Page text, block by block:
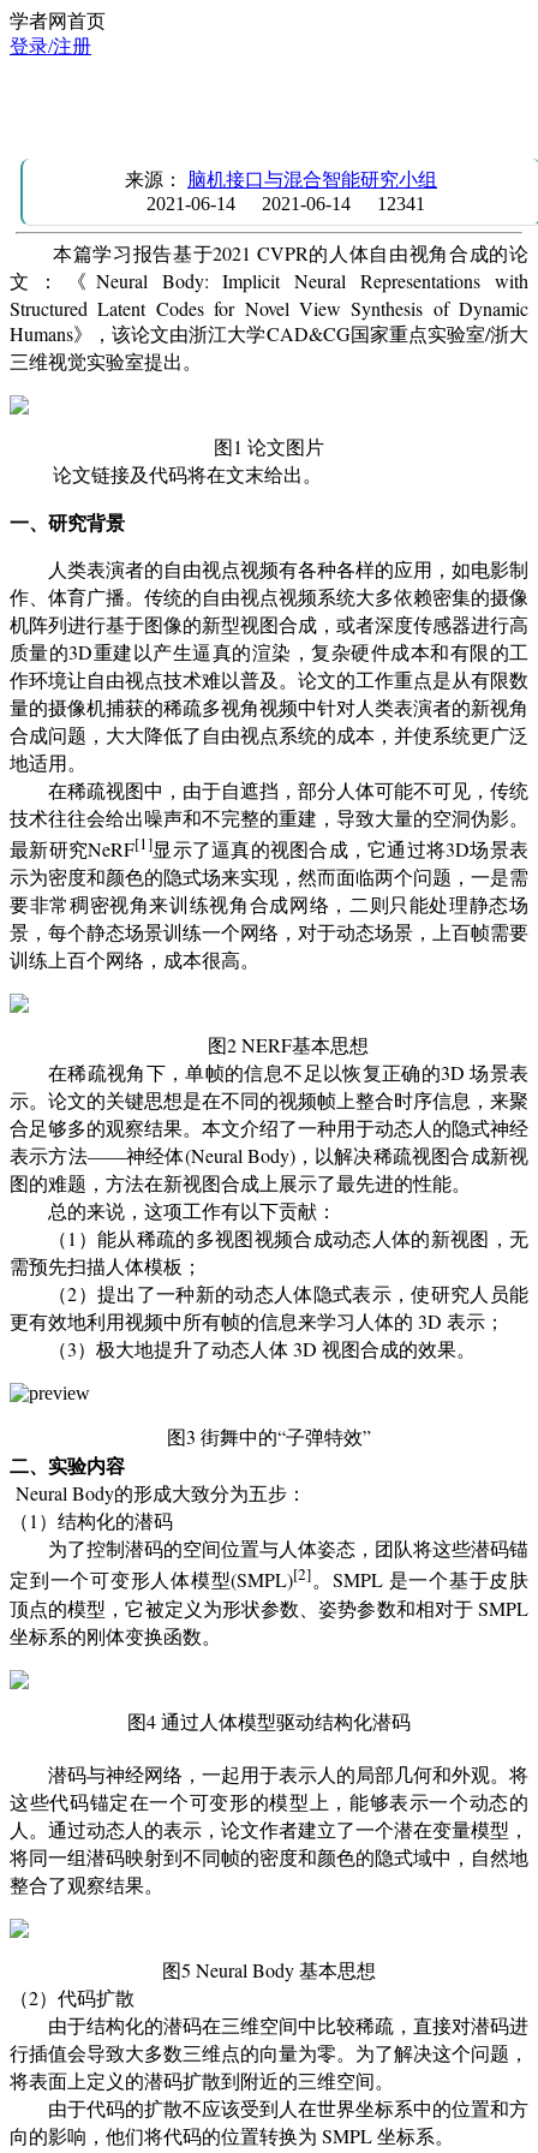
学者网首页
登录/注册
来源： 脑机接口与混合智能研究小组
2021-06-14
2021-06-14 12341
本篇学习报告基于2021 CVPR的人体自由视角合成的论
文：《Neural Body: Implicit Neural Representations with
Structured Latent Codes for Novel View Synthesis of Dynamic
Humans》，该论文由浙江大学CAD&CG国家重点实验室/浙大
三维视觉实验室提出。
图1 论文图片
论文链接及代码将在文末给出。
一、研究背景
人类表演者的自由视点视频有各种各样的应用，如电影制
作、体育广播。传统的自由视点视频系统大多依赖密集的摄像
机阵列进行基于图像的新型视图合成，或者深度传感器进行高
质量的3D重建以产生逼真的渲染，复杂硬件成本和有限的工
作环境让自由视点技术难以普及。论文的工作重点是从有限数
量的摄像机捕获的稀疏多视角视频中针对人类表演者的新视角
合成问题，大大降低了自由视点系统的成本，并使系统更广泛
地适用。
在稀疏视图中，由于自遮挡，部分人体可能不可见，传统
技术往往会给出噪声和不完整的重建，导致大量的空洞伪影。
最新研究NeRF[1]显示了逼真的视图合成，它通过将3D场景表
示为密度和颜色的隐式场来实现，然而面临两个问题，一是需
要非常稠密视角来训练视角合成网络，二则只能处理静态场
景，每个静态场景训练一个网络，对于动态场景，上百帧需要
训练上百个网络，成本很高。
图2 NERF基本思想
在稀疏视角下，单帧的信息不足以恢复正确的3D 场景表
示。论文的关键思想是在不同的视频帧上整合时序信息，来聚
合足够多的观察结果。本文介绍了一种用于动态人的隐式神经
表示方法——神经体(Neural Body)，以解决稀疏视图合成新视
图的难题，方法在新视图合成上展示了最先进的性能。
总的来说，这项工作有以下贡献：
（1）能从稀疏的多视图视频合成动态人体的新视图，无
需预先扫描人体模板；
（2）提出了一种新的动态人体隐式表示，使研究人员能
更有效地利用视频中所有帧的信息来学习人体的 3D 表示；
（3）极大地提升了动态人体 3D 视图合成的效果。
图3 街舞中的“子弹特效”
二、实验内容
Neural Body的形成大致分为五步：
（1）结构化的潜码
为了控制潜码的空间位置与人体姿态，团队将这些潜码锚
定到一个可变形人体模型(SMPL)[2]。SMPL 是一个基于皮肤
顶点的模型，它被定义为形状参数、姿势参数和相对于 SMPL
坐标系的刚体变换函数。
图4 通过人体模型驱动结构化潜码
潜码与神经网络，一起用于表示人的局部几何和外观。将
这些代码锚定在一个可变形的模型上，能够表示一个动态的
人。通过动态人的表示，论文作者建立了一个潜在变量模型，
将同一组潜码映射到不同帧的密度和颜色的隐式域中，自然地
整合了观察结果。
图5 Neural Body 基本思想
（2）代码扩散
由于结构化的潜码在三维空间中比较稀疏，直接对潜码进
行插值会导致大多数三维点的向量为零。为了解决这个问题，
将表面上定义的潜码扩散到附近的三维空间。
由于代码的扩散不应该受到人在世界坐标系中的位置和方
向的影响，他们将代码的位置转换为 SMPL 坐标系。